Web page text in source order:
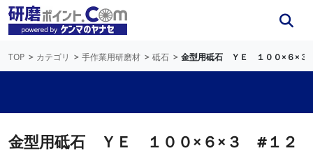
TOP カテゴリ 手作業用研磨材 砥石 金型用砥石 ＹＥ １００×６×
金型用砥石 ＹＥ １００×６×３ #１２